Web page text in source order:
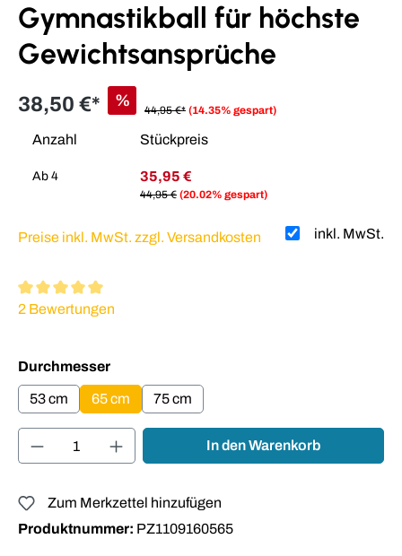
Gymnastikball für höchste
Gewichtsansprüche
38,50 €* %
44,95 €* (14.35% gespart)
Anzahl Stückpreis
Ab 4 35,95 €
44,95 € (20.02% gespart)
inkl. MwSt.
Preise inkl. MwSt. zzgl. Versandkosten
Durchschnittliche Bewertung von 5 von 5 Sternen
2 Bewertungen
Durchmesserauswählen
53 cm 65 cm 75 cm
Produkt Anzahl: Gib den gewünschten
In den Warenkorb
Zum Merkzettel hinzufügen
Produktnummer: PZ1109160565